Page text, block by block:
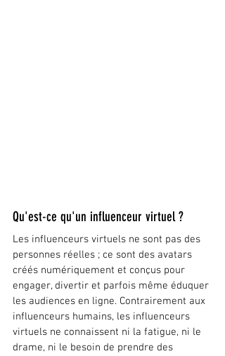
Qu'est-ce qu'un influenceur virtuel ?
Les influenceurs virtuels ne sont pas des
personnes réelles ; ce sont des avatars
créés numériquement et conçus pour
engager, divertir et parfois même éduquer
les audiences en ligne. Contrairement aux
influenceurs humains, les influenceurs
virtuels ne connaissent ni la fatigue, ni le
drame, ni le besoin de prendre des